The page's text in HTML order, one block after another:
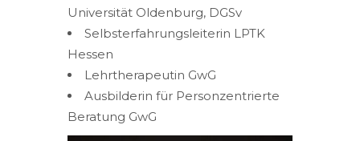
Universität Oldenburg, DGSv
Selbsterfahrungsleiterin LPTK
Hessen
Lehrtherapeutin GwG
Ausbilderin für Personzentrierte
Beratung GwG